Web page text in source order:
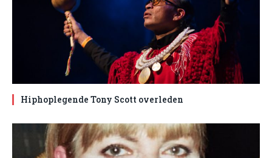
Hiphoplegende Tony Scott overleden